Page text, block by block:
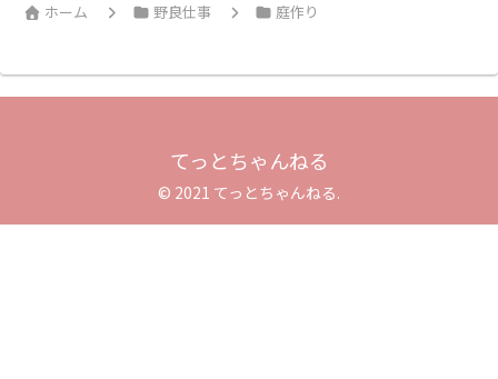
ホーム 野良仕事 庭作り
てっとちゃんねる
© 2021 てっとちゃんねる.